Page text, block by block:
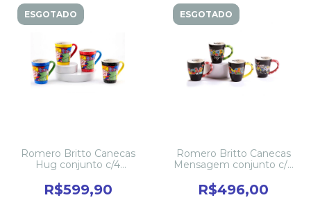
ESGOTADO
Romero Britto Canecas
Hug conjunto c/4
R$599,90
ESGOTADO
Romero Britto Canecas
Mensagem conjunto c/4
R$496,00